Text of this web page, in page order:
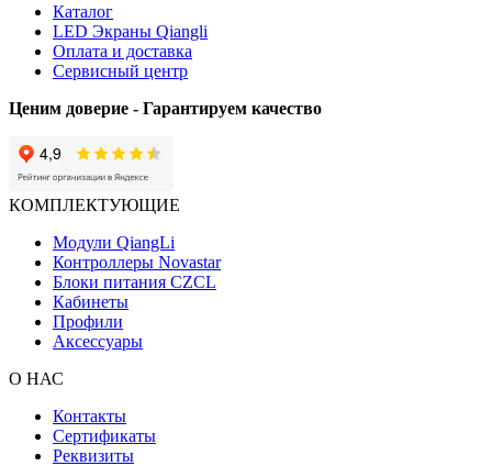
Каталог
LED Экраны Qiangli
Оплата и доставка
Сервисный центр
Ценим доверие - Гарантируем качество
КОМПЛЕКТУЮЩИЕ
Модули QiangLi
Контроллеры Novastar
Блоки питания CZCL
Кабинеты
Профили
Аксессуары
О НАС
Контакты
Сертификаты
Реквизиты